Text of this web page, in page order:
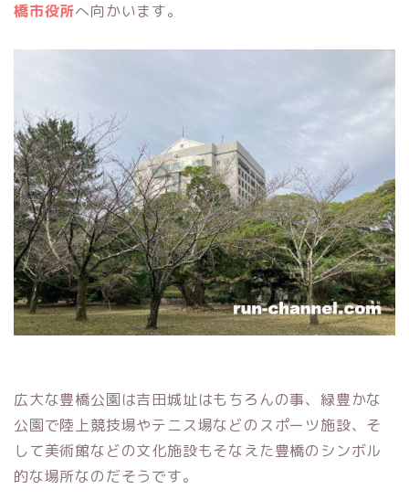
橋市役所へ向かいます。
広大な豊橋公園は吉田城址はもちろんの事、緑豊かな
公園で陸上競技場やテニス場などのスポーツ施設、そ
して美術館などの文化施設もそなえた豊橋のシンボル
的な場所なのだそうです。